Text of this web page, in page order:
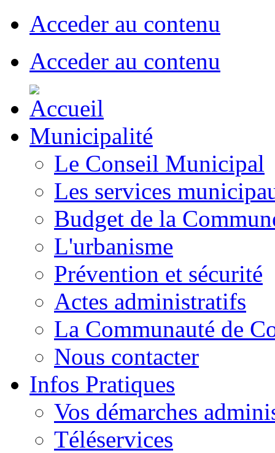
Acceder au contenu
Acceder au contenu
Municipalité
Le Conseil Municipal
Les services
Budget de la
L'urbanisme
Prévention et sécurité
Actes administratifs
La Communauté de
Nous contacter
Infos Pratiques
Vos démarches
Téléservices